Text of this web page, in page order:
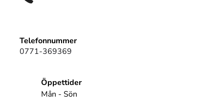
Telefonnummer
0771-369369
Öppettider
Mån - Sön